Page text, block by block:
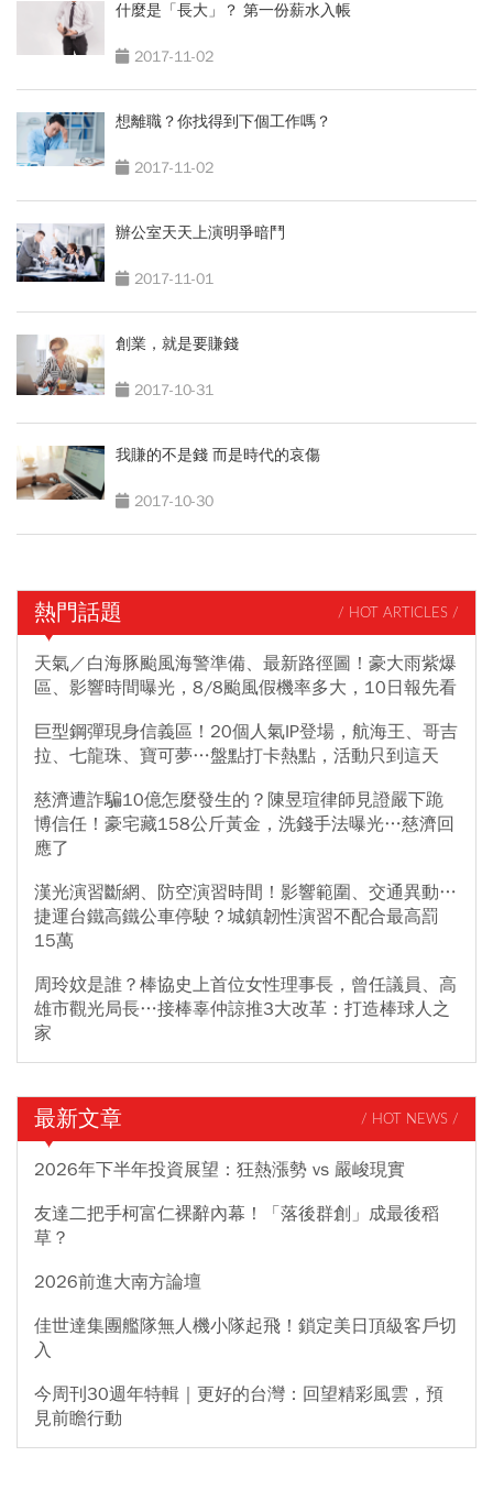
什麼是「長大」？ 第一份薪水入帳
2017-11-02
想離職？你找得到下個工作嗎？
2017-11-02
辦公室天天上演明爭暗鬥
2017-11-01
創業，就是要賺錢
2017-10-31
我賺的不是錢 而是時代的哀傷
2017-10-30
熱門話題 / HOT ARTICLES /
天氣／白海豚颱風海警準備、最新路徑圖！豪大雨紫爆
區、影響時間曝光，8/8颱風假機率多大，10日報先看
巨型鋼彈現身信義區！20個人氣IP登場，航海王、哥吉
拉、七龍珠、寶可夢…盤點打卡熱點，活動只到這天
慈濟遭詐騙10億怎麼發生的？陳昱瑄律師見證嚴下跪
博信任！豪宅藏158公斤黃金，洗錢手法曝光…慈濟回
應了
漢光演習斷網、防空演習時間！影響範圍、交通異動…
捷運台鐵高鐵公車停駛？城鎮韌性演習不配合最高罰
15萬
周玲妏是誰？棒協史上首位女性理事長，曾任議員、高
雄市觀光局長…接棒辜仲諒推3大改革：打造棒球人之
家
最新文章 / HOT NEWS /
2026年下半年投資展望：狂熱漲勢 vs 嚴峻現實
友達二把手柯富仁裸辭內幕！「落後群創」成最後稻
草？
2026前進大南方論壇
佳世達集團艦隊無人機小隊起飛！鎖定美日頂級客戶切
入
今周刊30週年特輯｜更好的台灣：回望精彩風雲，預
見前瞻行動